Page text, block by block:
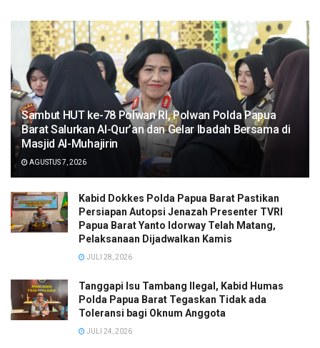
Sambut HUT ke-78 Polwan RI, Polwan Polda Papua
Barat Salurkan Al-Qur’an dan Gelar Ibadah Bersama di
Masjid Al-Muhajirin
AGUSTUS 7, 2026
Kabid Dokkes Polda Papua Barat Pastikan
Persiapan Autopsi Jenazah Presenter TVRI
Papua Barat Yanto Idorway Telah Matang,
Pelaksanaan Dijadwalkan Kamis
JULI 28, 2026
Tanggapi Isu Tambang Ilegal, Kabid Humas
Polda Papua Barat Tegaskan Tidak ada
Toleransi bagi Oknum Anggota
JULI 24, 2026